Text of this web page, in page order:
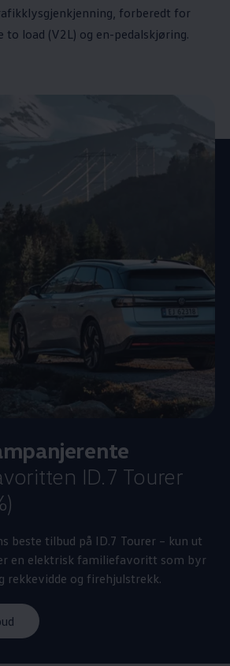
forberedt for
to load (V2L) og en-pedalskjøring.
ID.7 Tourer
beste tilbud på ID.7 Tourer – kun ut
en elektrisk familiefavoritt som byr
rekkevidde og firehjulstrekk.